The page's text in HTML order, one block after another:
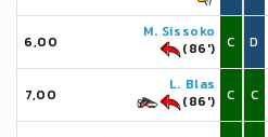
6,00
M. Sissoko
(86')
C
7,00
L. Blas
(86')
C
D
C